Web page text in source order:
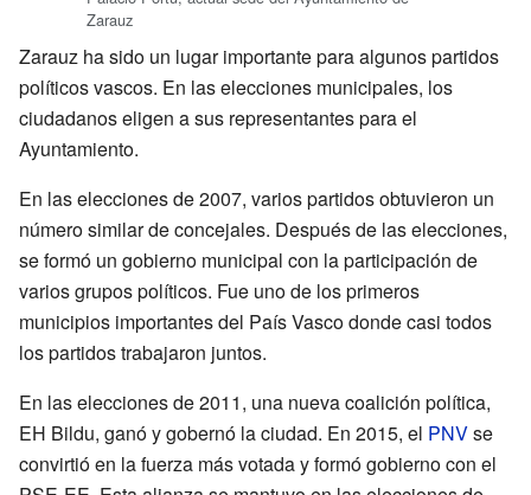
Zarauz
Zarauz ha sido un lugar importante para algunos partidos
políticos vascos. En las elecciones municipales, los
ciudadanos eligen a sus representantes para el
Ayuntamiento.
En las elecciones de 2007, varios partidos obtuvieron un
número similar de concejales. Después de las elecciones,
se formó un gobierno municipal con la participación de
varios grupos políticos. Fue uno de los primeros
municipios importantes del País Vasco donde casi todos
los partidos trabajaron juntos.
En las elecciones de 2011, una nueva coalición política,
EH Bildu, ganó y gobernó la ciudad. En 2015, el PNVse
convirtió en la fuerza más votada y formó gobierno con el